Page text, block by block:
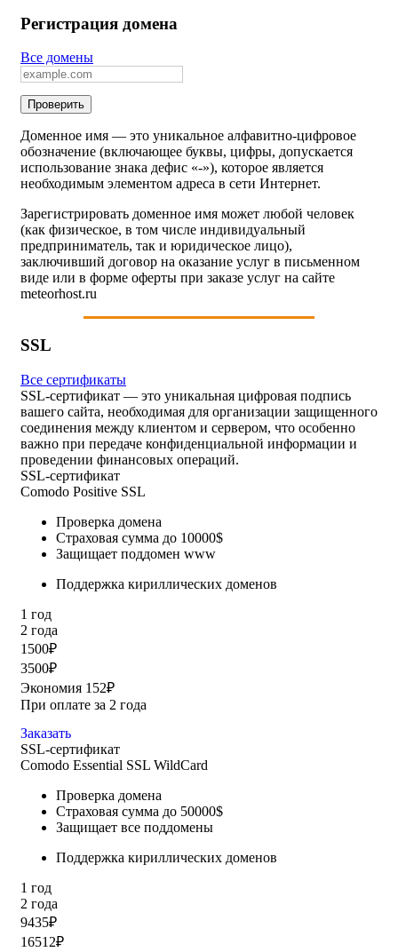
Регистрация домена
Все домены
Доменное имя — это уникальное алфавитно-цифровое
обозначение (включающее буквы, цифры, допускается
использование знака дефис «-»), которое является
необходимым элементом адреса в сети Интернет.
Зарегистрировать доменное имя может любой человек
(как физическое, в том числе индивидуальный
предприниматель, так и юридическое лицо),
заключивший договор на оказание услуг в письменном
виде или в форме оферты при заказе услуг на сайте
meteorhost.ru
SSL
Все сертификаты
SSL-сертификат — это уникальная цифровая подпись
вашего сайта, необходимая для организации защищенного
соединения между клиентом и сервером, что особенно
важно при передаче конфиденциальной информации и
проведении финансовых операций.
SSL-сертификат
Comodo Positive SSL
Проверка домена
Страховая сумма до 10000$
Защищает поддомен www
Поддержка кириллических доменов
1 год
2 года
1500₽
3500₽
Экономия 152₽
При оплате за 2 года
Заказать
SSL-сертификат
Comodo Essential SSL WildCard
Проверка домена
Страховая сумма до 50000$
Защищает все поддомены
Поддержка кириллических доменов
1 год
2 года
9435₽
16512₽